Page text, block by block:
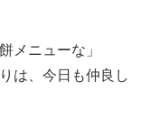
メニューな」
は、今日も仲良し